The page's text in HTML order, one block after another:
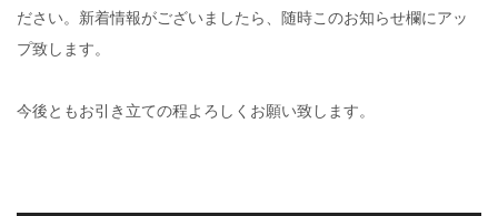
ださい。新着情報がございましたら、随時このお知らせ欄にアッ
プ致します。
今後ともお引き立ての程よろしくお願い致します。